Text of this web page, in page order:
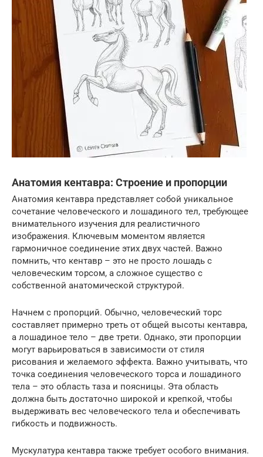
Анатомия кентавра: Строение и пропорции
Анатомия кентавра представляет собой уникальное
сочетание человеческого и лошадиного тел, требующее
внимательного изучения для реалистичного
изображения. Ключевым моментом является
гармоничное соединение этих двух частей. Важно
помнить, что кентавр – это не просто лошадь с
человеческим торсом, а сложное существо с
собственной анатомической структурой.
Начнем с пропорций. Обычно, человеческий торс
составляет примерно треть от общей высоты кентавра,
а лошадиное тело – две трети. Однако, эти пропорции
могут варьироваться в зависимости от стиля
рисования и желаемого эффекта. Важно учитывать, что
точка соединения человеческого торса и лошадиного
тела – это область таза и поясницы. Эта область
должна быть достаточно широкой и крепкой, чтобы
выдерживать вес человеческого тела и обеспечивать
гибкость и подвижность.
Мускулатура кентавра также требует особого внимания.